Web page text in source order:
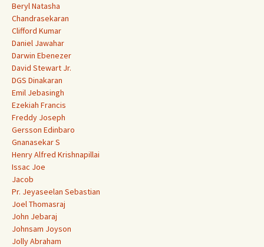
Beryl Natasha
Chandrasekaran
Clifford Kumar
Daniel Jawahar
Darwin Ebenezer
David Stewart Jr.
DGS Dinakaran
Emil Jebasingh
Ezekiah Francis
Freddy Joseph
Gersson Edinbaro
Gnanasekar S
Henry Alfred Krishnapillai
Issac Joe
Jacob
Pr. Jeyaseelan Sebastian
Joel Thomasraj
John Jebaraj
Johnsam Joyson
Jolly Abraham